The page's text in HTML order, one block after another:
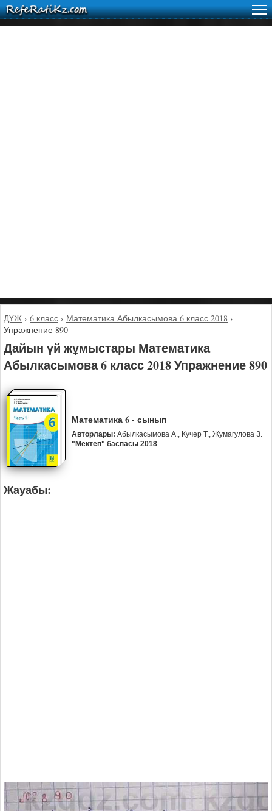
ДҮЖ › 6 класс › Математика Абылкасымова 6 класс 2018 ›
Упражнение 890
Дайын үй жұмыстары Математика
Абылкасымова 6 класс 2018 Упражнение 890
Математика 6 - сынып
Авторлары: Абылкасымова А., Кучер Т., Жумагулова З.
"Мектеп" баспасы 2018
Жауабы: